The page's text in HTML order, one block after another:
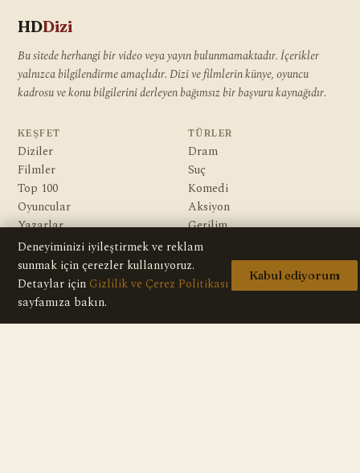
HDDizi
Bu sitede herhangi bir video veya yayın bulunmamaktadır. İçerikler
yalnızca bilgilendirme amaçlıdır. Dizi ve filmlerin künye, oyuncu
kadrosu ve konu bilgilerini derleyen bağımsız bir başvuru kaynağıdır.
KEŞFET
Diziler
Filmler
Top 100
Oyuncular
Yazarlar
TÜRLER
Dram
Suç
Komedi
Aksiyon
Gerilim
Gizem
Macera
Bilim Kurgu & Fantazi
Deneyiminizi iyileştirmek ve reklam
sunmak için çerezler kullanıyoruz.
Detaylar için Gizlilik ve Çerez Politikası
sayfamıza bakın.
Kabul ediyorum